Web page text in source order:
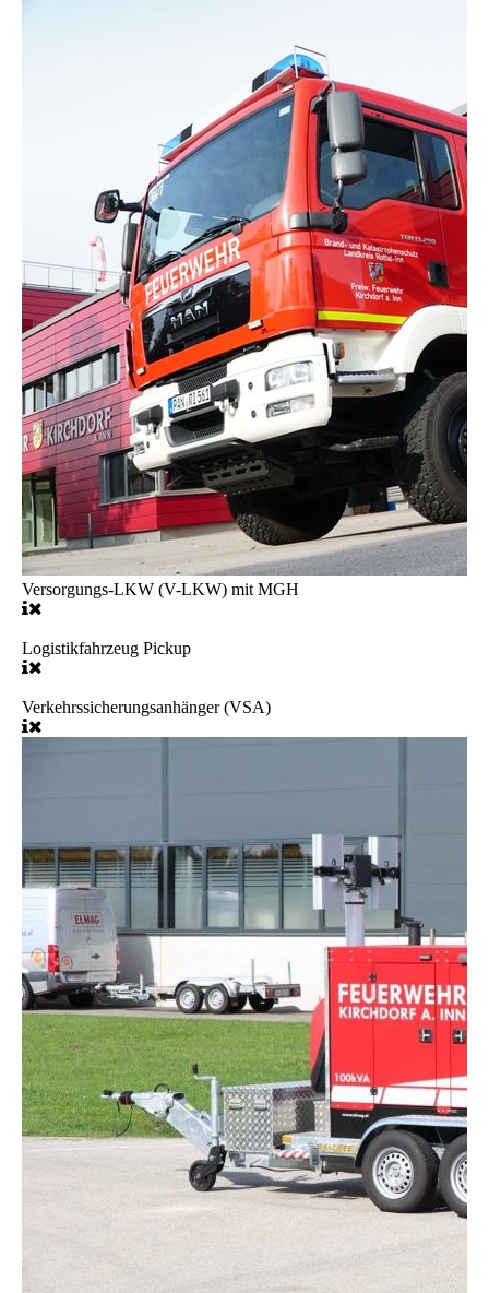
Versorgungs-LKW (V-LKW) mit MGH
Logistikfahrzeug Pickup
Verkehrssicherungsanhänger (VSA)